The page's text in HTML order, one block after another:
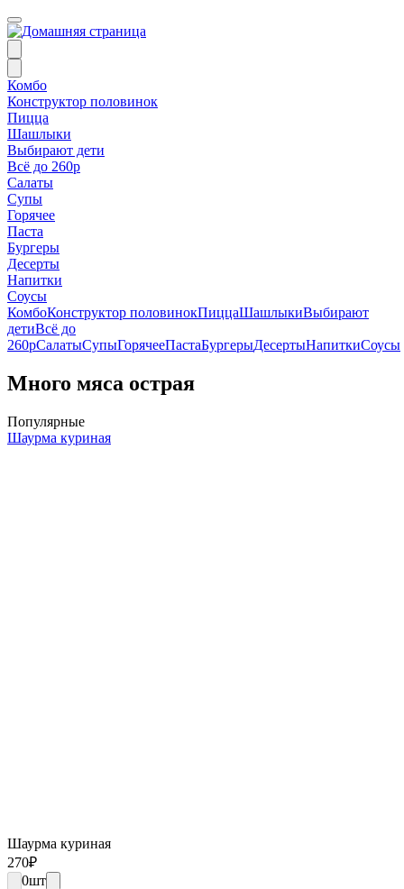
Комбо
Конструктор половинок
Пицца
Шашлыки
Выбирают дети
Всё до 260р
Салаты
Супы
Горячее
Паста
Бургеры
Десерты
Напитки
Соусы
КомбоКонструктор половинокПиццаШашлыкиВыбирают
детиВсё до
260рСалатыСупыГорячееПастаБургерыДесертыНапиткиСоусы
Много мяса острая
Популярные
Шаурма куриная
Шаурма куриная
270₽
0шт